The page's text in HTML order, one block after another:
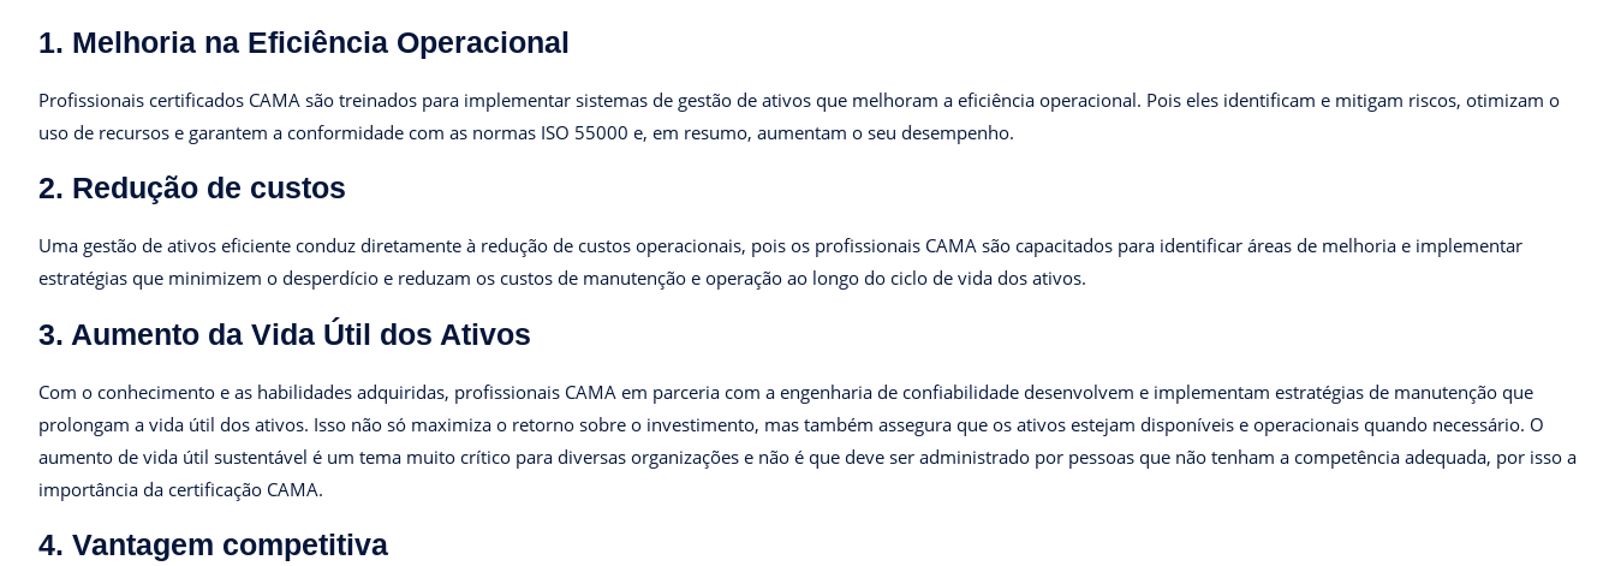
1. Melhoria na Eficiência Operacional
Profissionais certificados CAMA são treinados para implementar sistemas de gestão de ativos que melhoram a eficiência operacional. Pois eles identificam e mitigam riscos, otimizam o
uso de recursos e garantem a conformidade com as normas ISO 55000 e, em resumo, aumentam o seu desempenho.
2. Redução de custos
Uma gestão de ativos eficiente conduz diretamente à redução de custos operacionais, pois os profissionais CAMA são capacitados para identificar áreas de melhoria e implementar
estratégias que minimizem o desperdício e reduzam os custos de manutenção e operação ao longo do ciclo de vida dos ativos.
3. Aumento da Vida Útil dos Ativos
Com o conhecimento e as habilidades adquiridas, profissionais CAMA em parceria com a engenharia de confiabilidade desenvolvem e implementam estratégias de manutenção que
prolongam a vida útil dos ativos. Isso não só maximiza o retorno sobre o investimento, mas também assegura que os ativos estejam disponíveis e operacionais quando necessário. O
aumento de vida útil sustentável é um tema muito crítico para diversas organizações e não é que deve ser administrado por pessoas que não tenham a competência adequada, por isso a
importância da certificação CAMA.
4. Vantagem competitiva